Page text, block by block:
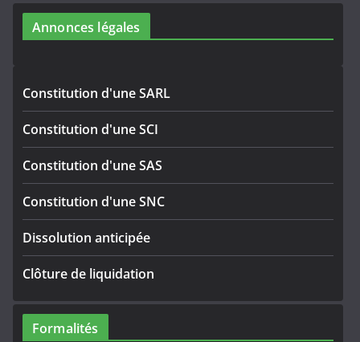
Annonces légales
Constitution d'une SARL
Constitution d'une SCI
Constitution d'une SAS
Constitution d'une SNC
Dissolution anticipée
Clôture de liquidation
Formalités